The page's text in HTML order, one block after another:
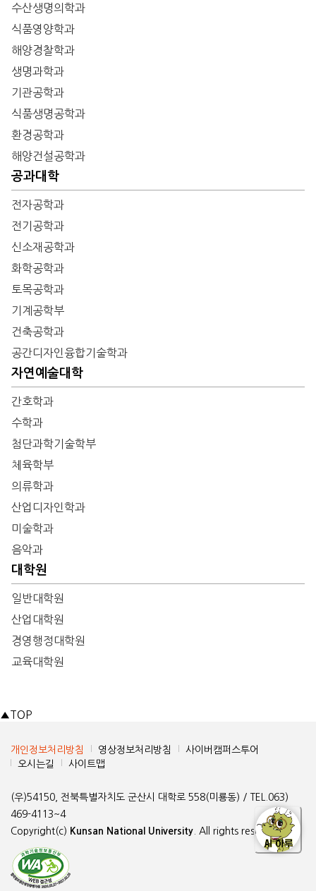
수산생명의학과
식품영양학과
해양경찰학과
생명과학과
기관공학과
식품생명공학과
환경공학과
해양건설공학과
공과대학
전자공학과
전기공학과
신소재공학과
화학공학과
토목공학과
기계공학부
건축공학과
공간디자인융합기술학과
자연예술대학
간호학과
수학과
첨단과학기술학부
체육학부
의류학과
산업디자인학과
미술학과
음악과
대학원
일반대학원
산업대학원
경영행정대학원
교육대학원
▲ TOP
개인정보처리방침 영상정보처리방침
사이버캠퍼스투어
오시는길
사이트맵
(우)54150, 전북특별자치도 군산시 대학로 558(미룡동) / TEL.063)
469-4113~4
Copyright(c) Kunsan National University . All rights reserved.